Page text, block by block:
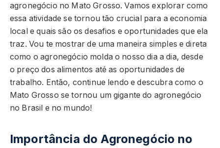
agronegócio no Mato Grosso. Vamos explorar como
essa atividade se tornou tão crucial para a economia
local e quais são os desafios e oportunidades que ela
traz. Vou te mostrar de uma maneira simples e direta
como o agronegócio molda o nosso dia a dia, desde
o preço dos alimentos até as oportunidades de
trabalho. Então, continue lendo e descubra como o
Mato Grosso se tornou um gigante do agronegócio
no Brasil e no mundo!
Importância do Agronegócio no